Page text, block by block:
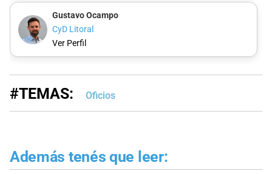
Gustavo Ocampo
CyD Litoral
Ver Perfil
#TEMAS: Oficios
Además tenés que leer: